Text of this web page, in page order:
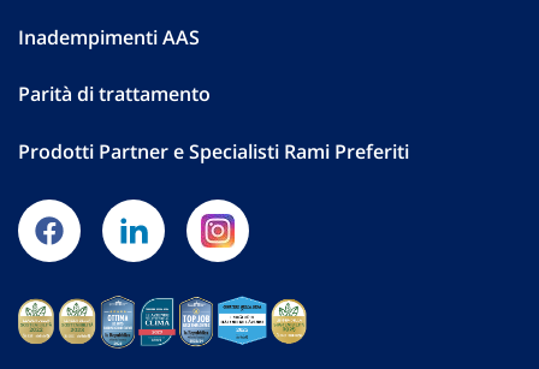
Inadempimenti AAS
Parità di trattamento
Prodotti Partner e Specialisti Rami Preferiti